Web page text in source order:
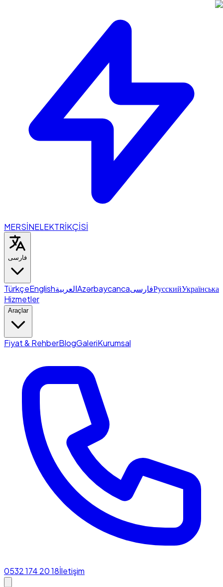
MERSİNELEKTRİKÇİSİ
فارسی
TürkçeEnglishالعربيةAzərbaycancaفارسیРусскийУкраїнська
Hizmetler
Araçlar
Fiyat & RehberBlogGaleriKurumsal
0532 174 20 18İletişim